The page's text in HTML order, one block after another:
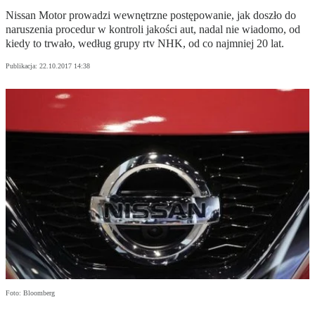
Nissan Motor prowadzi wewnętrzne postępowanie, jak doszło do
naruszenia procedur w kontroli jakości aut, nadal nie wiadomo, od
kiedy to trwało, według grupy rtv NHK, od co najmniej 20 lat.
Publikacja: 22.10.2017 14:38
Foto: Bloomberg